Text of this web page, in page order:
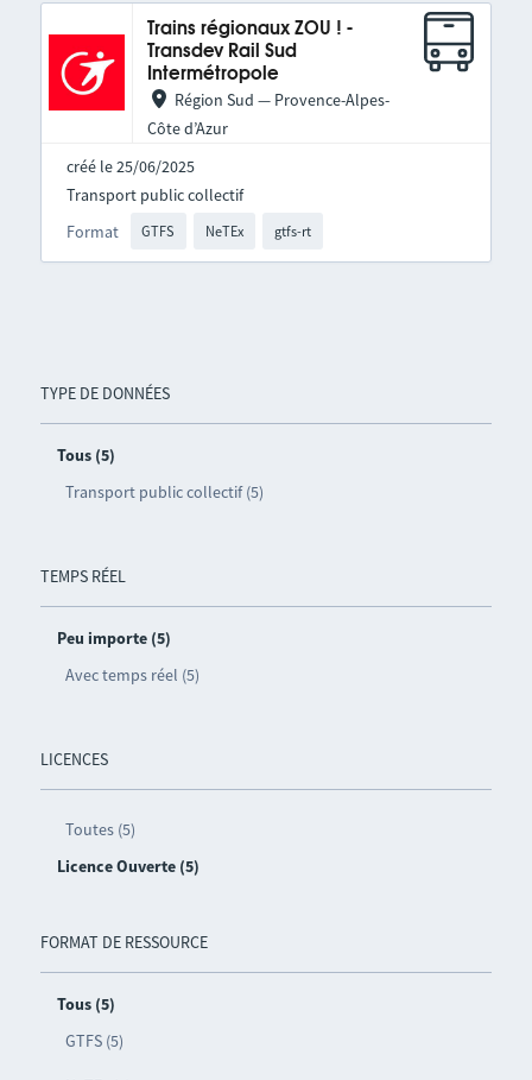
TYPE DE DONNÉES
Tous (5)
Transport public collectif (5)
TEMPS RÉEL
Peu importe (5)
Avec temps réel (5)
LICENCES
Toutes (5)
Licence Ouverte (5)
FORMAT DE RESSOURCE
Tous (5)
GTFS (5)
Trains régionaux ZOU ! -
Transdev Rail Sud
Intermétropole
Région Sud — Provence-Alpes-
Côte d’Azur
créé le 25/06/2025
Format GTFS NeTEx gtfs-rt
Transport public collectif